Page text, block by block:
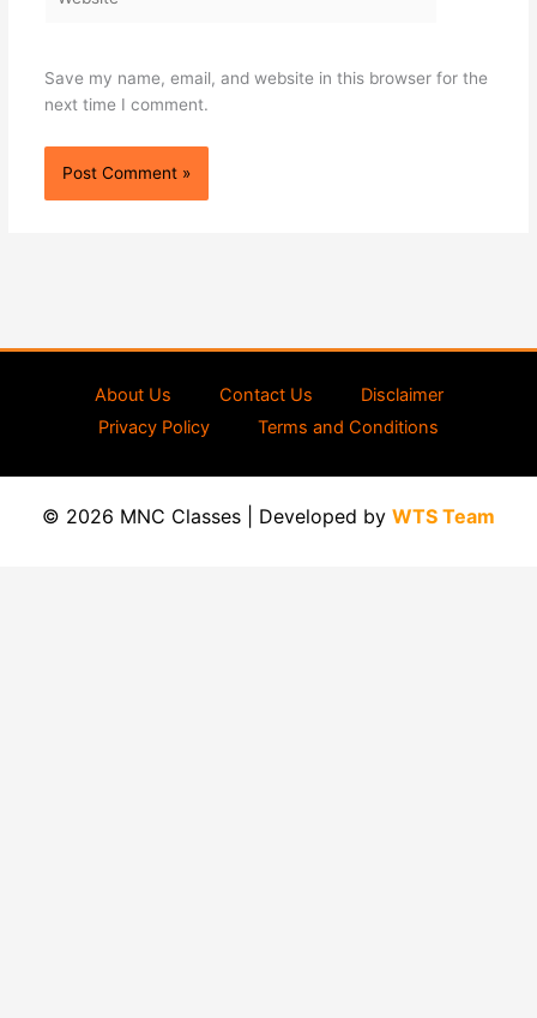
Save my name, email, and website in this browser for the
next time I comment.
About Us Contact Us
Disclaimer
Privacy Policy
Terms and Conditions
© 2026 MNC Classes | Developed by WTS Team